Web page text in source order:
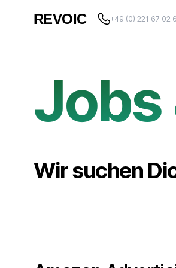
REVOIC +49 (0) 221 67 02
Jobs
Wir suchen